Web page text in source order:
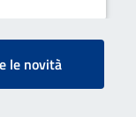
le novità